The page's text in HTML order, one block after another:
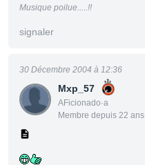
Musique poilue.....!!
signaler
Mxp_57
AFicionado·a
Membre depuis 22 ans
30 Décembre 2004 à 12:36